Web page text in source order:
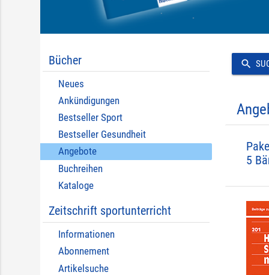
Bücher
Neues
Ankündigungen
Bestseller Sport
Bestseller Gesundheit
Angebote
Buchreihen
Kataloge
Zeitschrift sportunterricht
Informationen
Abonnement
Artikelsuche
search
5